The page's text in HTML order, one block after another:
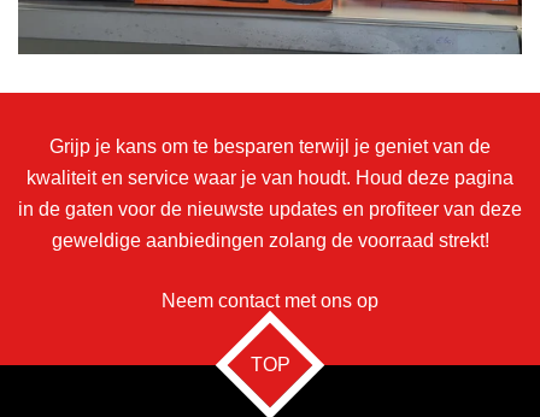
Grijp je kans om te besparen terwijl je geniet van de
kwaliteit en service waar je van houdt. Houd deze pagina
in de gaten voor de nieuwste updates en profiteer van deze
geweldige aanbiedingen zolang de voorraad strekt!
Neem contact met ons op
TOP